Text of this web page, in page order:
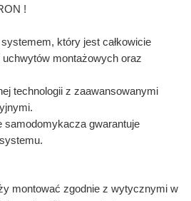
!
który jest całkowicie
montażowych oraz
technologii z zaawansowanymi
samodomykacza gwarantuje
montować zgodnie z wytycznymi w